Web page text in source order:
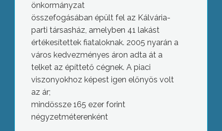
önkormányzat
összefogásában épült fel az Kálvária-
parti társasház, amelyben 41 lakást
értékesítettek fiataloknak. 2005 nyarán a
város kedvezményes áron adta át a
telket az építtető cégnek. A piaci
viszonyokhoz képest igen előnyös volt
az ár;
mindössze 165 ezer forint
négyzetméterenként